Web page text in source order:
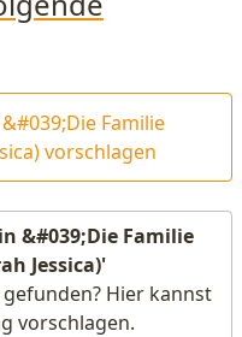
Familie
vorschlagen
&#039;Die Familie
Jessica)'
Hier kannst
vorschlagen.